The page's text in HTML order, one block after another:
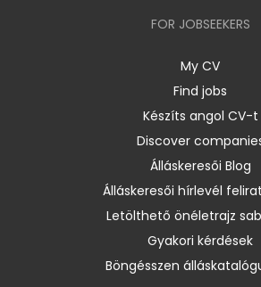
FOR JOBSEEKERS
My CV
Find jobs
Készíts angol CV-t
Discover
Álláskeresői Blog
Álláskeresői hírlevél
Letölthető önéletrajz
Gyakori kérdések
Böngésszen